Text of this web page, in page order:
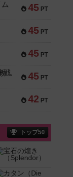
45 PT
45 PT
45 PT
45 PT
Bitter End ブタペスト救出作戦
42 PT
トップ50